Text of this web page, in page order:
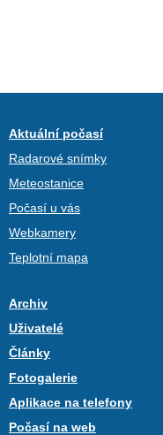
Aktuální počasí
Radarové snímky
Meteostanice
Počasí u vás
Webkamery
Teplotní mapa
Archiv
Uživatelé
Články
Fotogalerie
Aplikace na telefony
Počasí na web